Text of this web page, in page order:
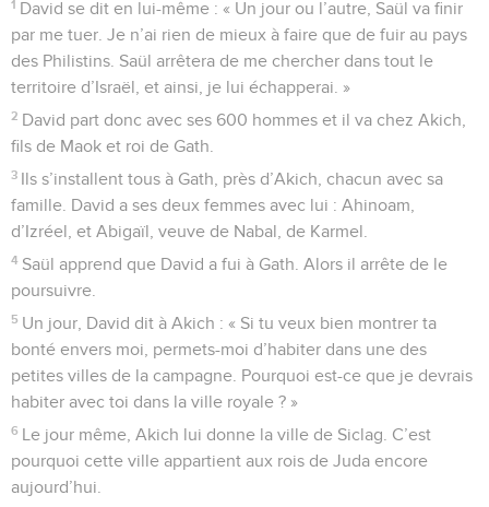
1 David se dit en lui-même : « Un jour ou l’autre, Saül va finir
par me tuer. Je n’ai rien de mieux à faire que de fuir au pays
des Philistins. Saül arrêtera de me chercher dans tout le
territoire d’Israël, et ainsi, je lui échapperai. »
2 David part donc avec ses 600 hommes et il va chez Akich,
fils de Maok et roi de Gath.
3 Ils s’installent tous à Gath, près d’Akich, chacun avec sa
famille. David a ses deux femmes avec lui : Ahinoam,
d’Izréel, et Abigaïl, veuve de Nabal, de Karmel.
4 Saül apprend que David a fui à Gath. Alors il arrête de le
poursuivre.
5 Un jour, David dit à Akich : « Si tu veux bien montrer ta
bonté envers moi, permets-moi d’habiter dans une des
petites villes de la campagne. Pourquoi est-ce que je devrais
habiter avec toi dans la ville royale ? »
6 Le jour même, Akich lui donne la ville de Siclag. C’est
pourquoi cette ville appartient aux rois de Juda encore
aujourd’hui.